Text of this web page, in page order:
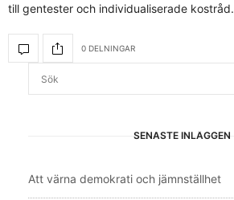
till gentester och individualiserade kostråd.
0 DELNINGAR
SENASTE INLÄGGEN
Att värna demokrati och jämnställhet